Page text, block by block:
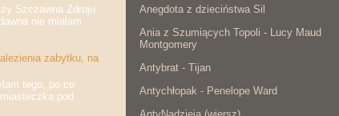
Szczawna Zdroju
nie miałam
zabytku, na
tego, po co
pod
Anegdota z dzieciństwa Sil
Ania z Szumiących Topoli - Lucy Maud
Montgomery
Antybrat - Tijan
Antychłopak - Penelope Ward